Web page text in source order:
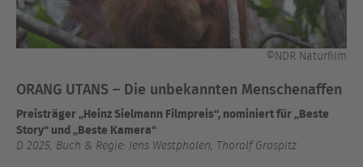
©NDR Naturfilm
ORANG UTANS – Die unbekannten Menschenaffen
Preisträger „Heinz Sielmann Filmpreis“, nominiert für „Beste
Story“ und „Beste Kamera“
D 2025, Buch & Regie: Jens Westphalen, Thoralf Grospitz